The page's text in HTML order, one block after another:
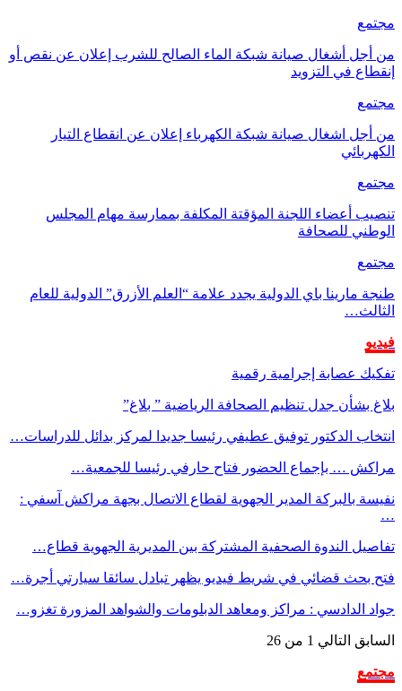
مجتمع
من أجل أشغال صيانة شبكة الماء الصالح للشرب إعلان عن نقص أو
إنقطاع في التزويد
مجتمع
من أجل اشغال صيانة شبكة الكهرباء إعلان عن انقطاع التيار
الكهربائي
مجتمع
تنصيب أعضاء اللجنة المؤقتة المكلفة بممارسة مهام المجلس
الوطني للصحافة
مجتمع
طنجة مارينا باي الدولية يجدد علامة “العلم الأزرق” الدولية للعام
الثالث…
فيديو
تفكيك عصابة إجرامية رقمية
بلاغ بشأن جدل تنظيم الصحافة الرياضية ” بلاغ”
انتخاب الدكتور توفيق عطيفي رئيسا جديدا لمركز بدائل للدراسات…
مراكش … بإجماع الحضور فتاح حارفي رئيسا للجمعية…
نفيسة بالبركة المدير الجهوية لقطاع الاتصال بجهة مراكش آسفي :
…
تفاصيل الندوة الصحفية المشتركة بين المديرية الجهوية قطاع…
فتح بحث قضائي في شريط فيديو يظهر تبادل سائقا سيارتي أجرة…
جواد الدادسي : مراكز ومعاهد الدبلومات والشواهد المزورة تغزو…
السابق التالي 1 من 26
مجتمع